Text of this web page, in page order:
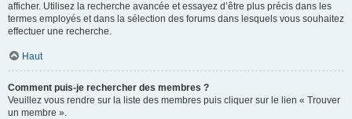
afficher. Utilisez la recherche avancée et essayez d’être plus précis dans les
termes employés et dans la sélection des forums dans lesquels vous souhaitez
effectuer une recherche.
Haut
Comment puis-je rechercher des membres ?
Veuillez vous rendre sur la liste des membres puis cliquer sur le lien « Trouver
un membre ».